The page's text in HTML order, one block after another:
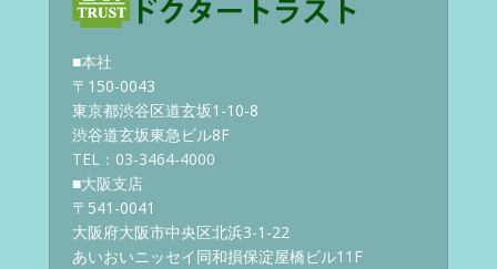
■本社
〒150-0043
東京都渋谷区道玄坂1-10-8
渋谷道玄坂東急ビル8F
TEL：03-3464-4000
■大阪支店
〒541-0041
大阪府大阪市中央区北浜3-1-22
あいおいニッセイ同和損保淀屋橋ビル11F